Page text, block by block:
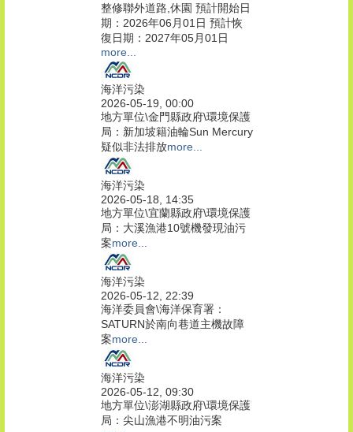
整修聯外道路,休園 預計開始日
期：2026年06月01日 預計恢
復日期：2027年05月01日
more...
海洋污染
2026-05-19, 00:00
地方單位\金門縣政府\環境保護
局：新加坡籍油輪Sun Mercury
疑似非法排放more...
海洋污染
2026-05-18, 14:35
地方單位\宜蘭縣政府\環境保護
局：大溪漁港10號機發現油污
案more...
海洋污染
2026-05-12, 22:39
海洋委員會\海洋保育署：
SATURN於南向巷道主機故障
案more...
海洋污染
2026-05-12, 09:30
地方單位\澎湖縣政府\環境保護
局：尖山漁港不明油污案